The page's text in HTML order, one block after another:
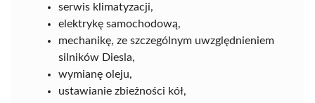
serwis klimatyzacji,
elektrykę samochodową,
mechanikę, ze szczególnym uwzględnieniem
silników Diesla,
wymianę oleju,
ustawianie zbieżności kół,